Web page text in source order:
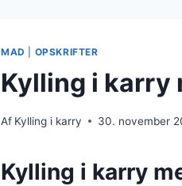
MAD OPSKRIFTER
Kylling i karry
Af Kylling i karry 30. november
Kylling i karry